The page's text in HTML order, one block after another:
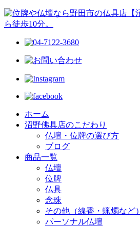
ホーム
沼野佛具店のこだわり
仏壇・位牌の選び方
ブログ
商品一覧
仏壇
位牌
仏具
念珠
その他（線香・蝋燭など）
パーソナル仏壇